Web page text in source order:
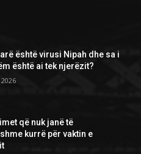
është virusi Nipah dhe sa i
është ai tek njerëzit?
që nuk janë të
kurrë për vaktin e